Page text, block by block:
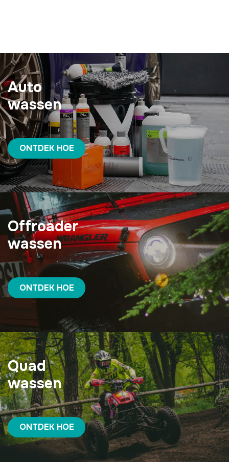
Auto
wassen
ONTDEK HOE
Offroader
wassen
ONTDEK HOE
Quad
wassen
ONTDEK HOE